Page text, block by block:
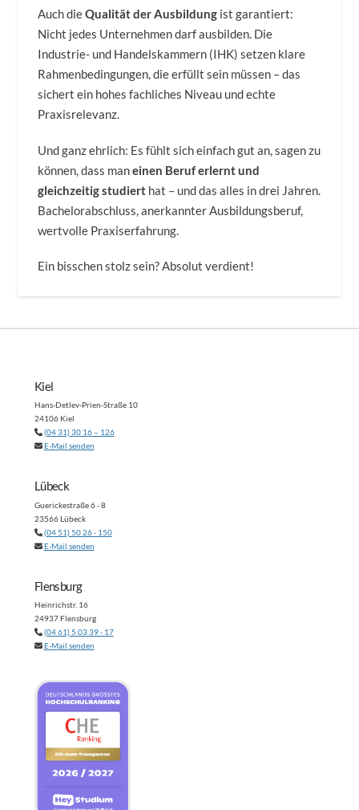
Auch dieQualität der Ausbildung ist garantiert:
Nicht jedes Unternehmen darf ausbilden. Die
Industrie- und Handelskammern (IHK) setzen klare
Rahmenbedingungen, die erfüllt sein müssen – das
sichert ein hohes fachliches Niveau und echte
Praxisrelevanz.
Und ganz ehrlich: Es fühlt sich einfach gut an, sagen zu
können, dass maneinen Beruf erlernt und
gleichzeitig studiert hat – und das alles in drei Jahren.
Bachelorabschluss, anerkannter Ausbildungsberuf,
wertvolle Praxiserfahrung.
Ein bisschen stolz sein? Absolut verdient!
Kiel
Hans-Detlev-Prien-Straße 10
24106 Kiel
(04 31) 30 16 – 126
E-Mail senden
Lübeck
Guerickestraße 6 - 8
23566 Lübeck
(04 51) 50 26 - 150
E-Mail senden
Flensburg
Heinrichstr. 16
24937 Flensburg
(04 61) 5 03 39 - 17
E-Mail senden